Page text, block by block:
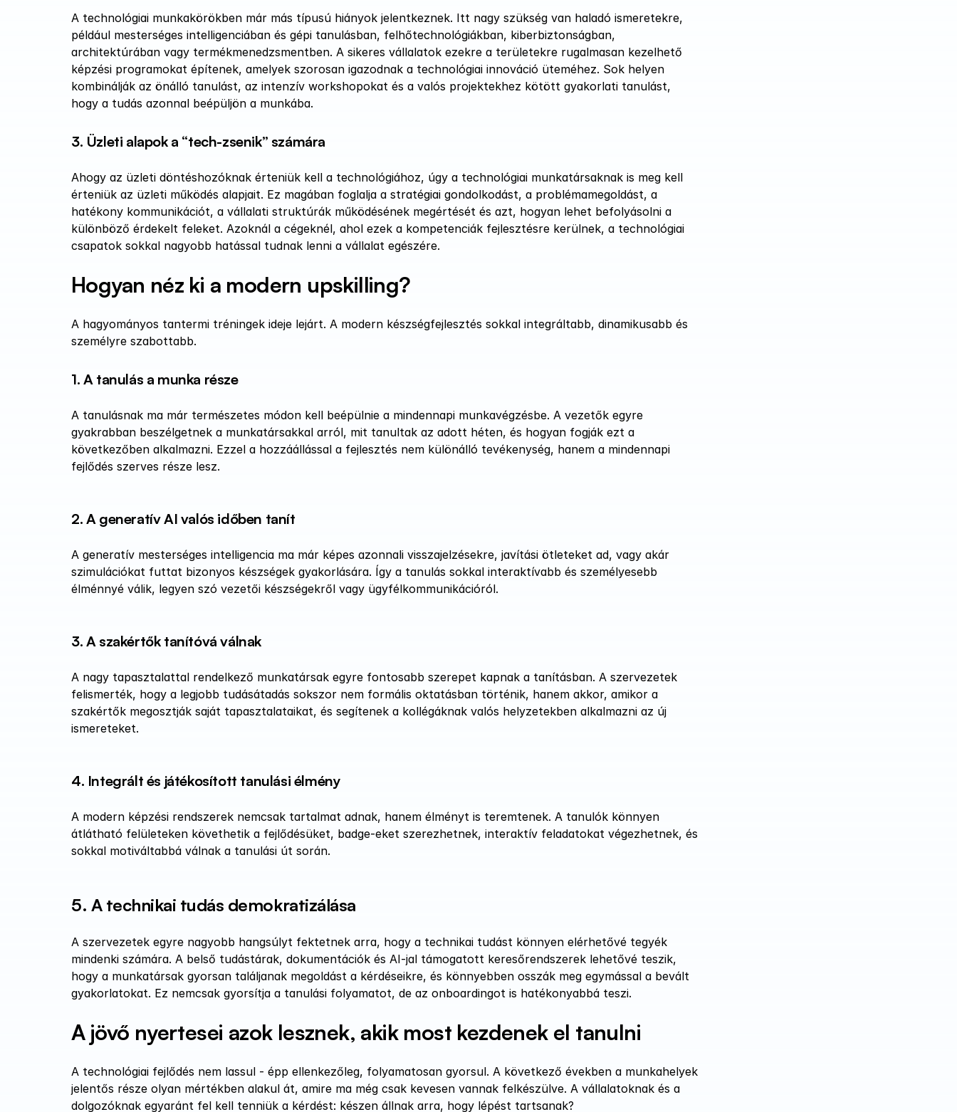
A technológiai munkakörökben már más típusú hiányok jelentkeznek. Itt nagy szükség van haladó ismeretekre,
például mesterséges intelligenciában és gépi tanulásban, felhőtechnológiákban, kiberbiztonságban,
architektúrában vagy termékmenedzsmentben. A sikeres vállalatok ezekre a területekre rugalmasan kezelhető
képzési programokat építenek, amelyek szorosan igazodnak a technológiai innováció üteméhez. Sok helyen
kombinálják az önálló tanulást, az intenzív workshopokat és a valós projektekhez kötött gyakorlati tanulást,
hogy a tudás azonnal beépüljön a munkába.
3. Üzleti alapok a “tech-zsenik” számára
Ahogy az üzleti döntéshozóknak érteniük kell a technológiához, úgy a technológiai munkatársaknak is meg kell
érteniük az üzleti működés alapjait. Ez magában foglalja a stratégiai gondolkodást, a problémamegoldást, a
hatékony kommunikációt, a vállalati struktúrák működésének megértését és azt, hogyan lehet befolyásolni a
különböző érdekelt feleket. Azoknál a cégeknél, ahol ezek a kompetenciák fejlesztésre kerülnek, a technológiai
csapatok sokkal nagyobb hatással tudnak lenni a vállalat egészére.
Hogyan néz ki a modern upskilling?
A hagyományos tantermi tréningek ideje lejárt. A modern készségfejlesztés sokkal integráltabb, dinamikusabb és
személyre szabottabb.
1. A tanulás a munka része
A tanulásnak ma már természetes módon kell beépülnie a mindennapi munkavégzésbe. A vezetők egyre
gyakrabban beszélgetnek a munkatársakkal arról, mit tanultak az adott héten, és hogyan fogják ezt a
következőben alkalmazni. Ezzel a hozzáállással a fejlesztés nem különálló tevékenység, hanem a mindennapi
fejlődés szerves része lesz.
2. A generatív AI valós időben tanít
A generatív mesterséges intelligencia ma már képes azonnali visszajelzésekre, javítási ötleteket ad, vagy akár
szimulációkat futtat bizonyos készségek gyakorlására. Így a tanulás sokkal interaktívabb és személyesebb
élménnyé válik, legyen szó vezetői készségekről vagy ügyfélkommunikációról.
3. A szakértők tanítóvá válnak
A nagy tapasztalattal rendelkező munkatársak egyre fontosabb szerepet kapnak a tanításban. A szervezetek
felismerték, hogy a legjobb tudásátadás sokszor nem formális oktatásban történik, hanem akkor, amikor a
szakértők megosztják saját tapasztalataikat, és segítenek a kollégáknak valós helyzetekben alkalmazni az új
ismereteket.
4. Integrált és játékosított tanulási élmény
A modern képzési rendszerek nemcsak tartalmat adnak, hanem élményt is teremtenek. A tanulók könnyen
átlátható felületeken követhetik a fejlődésüket, badge-eket szerezhetnek, interaktív feladatokat végezhetnek, és
sokkal motiváltabbá válnak a tanulási út során.
5. A technikai tudás demokratizálása
A szervezetek egyre nagyobb hangsúlyt fektetnek arra, hogy a technikai tudást könnyen elérhetővé tegyék
mindenki számára. A belső tudástárak, dokumentációk és AI-jal támogatott keresőrendszerek lehetővé teszik,
hogy a munkatársak gyorsan találjanak megoldást a kérdéseikre, és könnyebben osszák meg egymással a bevált
gyakorlatokat. Ez nemcsak gyorsítja a tanulási folyamatot, de az onboardingot is hatékonyabbá teszi.
A jövő nyertesei azok lesznek, akik most kezdenek el tanulni
A technológiai fejlődés nem lassul - épp ellenkezőleg, folyamatosan gyorsul. A következő években a munkahelyek
jelentős része olyan mértékben alakul át, amire ma még csak kevesen vannak felkészülve. A vállalatoknak és a
dolgozóknak egyaránt fel kell tenniük a kérdést: készen állnak arra, hogy lépést tartsanak?